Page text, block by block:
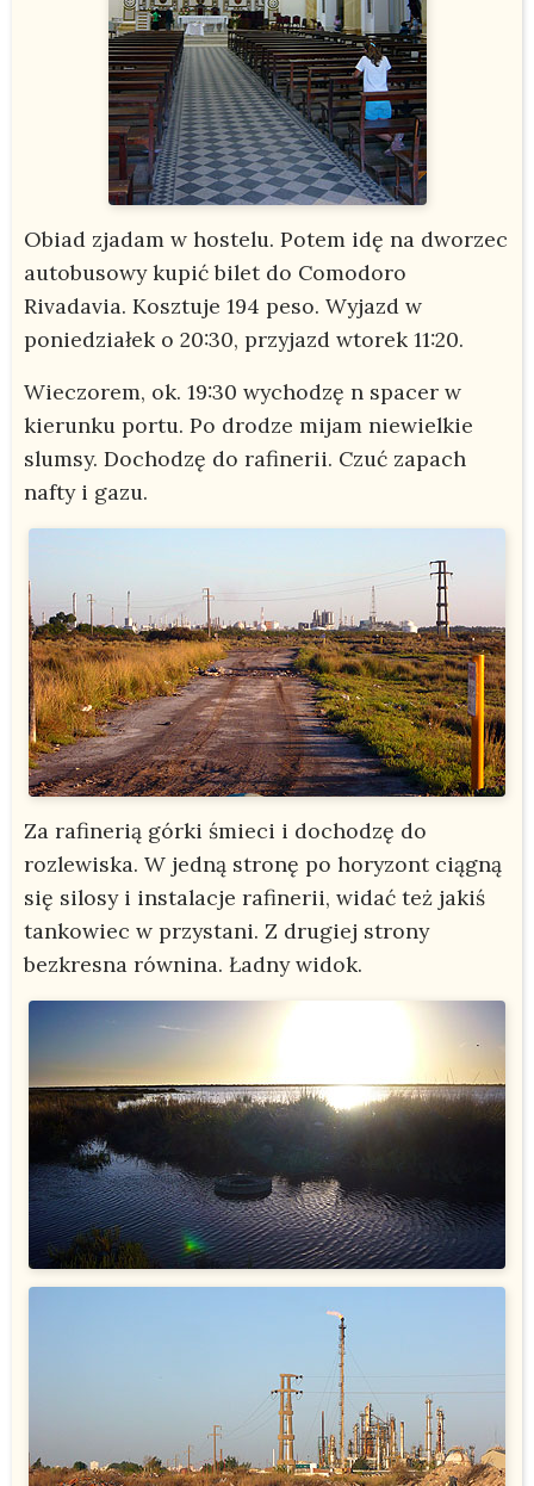
Obiad zjadam w hostelu. Potem idę na dworzec
autobusowy kupić bilet do Comodoro
Rivadavia. Kosztuje 194 peso. Wyjazd w
poniedziałek o 20:30, przyjazd wtorek 11:20.
Wieczorem, ok. 19:30 wychodzę n spacer w
kierunku portu. Po drodze mijam niewielkie
slumsy. Dochodzę do rafinerii. Czuć zapach
nafty i gazu.
Za rafinerią górki śmieci i dochodzę do
rozlewiska. W jedną stronę po horyzont ciągną
się silosy i instalacje rafinerii, widać też jakiś
tankowiec w przystani. Z drugiej strony
bezkresna równina. Ładny widok.